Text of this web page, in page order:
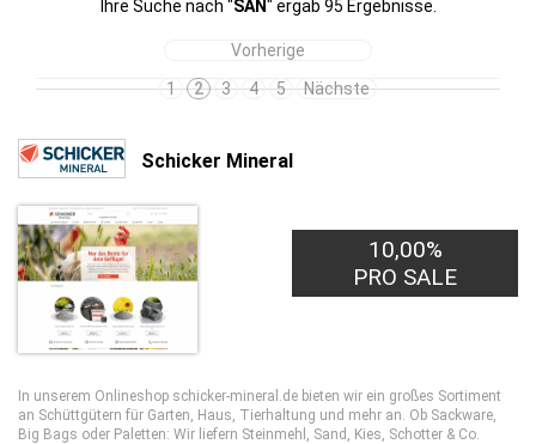
Ihre Suche nach "SAN" ergab 95 Ergebnisse.
Vorherige
1
2 3 4 5 Nächste
Schicker Mineral
1,00€
PRO LEAD
10,00%
PRO SALE
In unserem Onlineshop schicker-mineral.de bieten wir ein großes Sortiment
an Schüttgütern für Garten, Haus, Tierhaltung und mehr an. Ob Sackware,
Big Bags oder Paletten: Wir liefern Steinmehl, Sand, Kies, Schotter & Co.